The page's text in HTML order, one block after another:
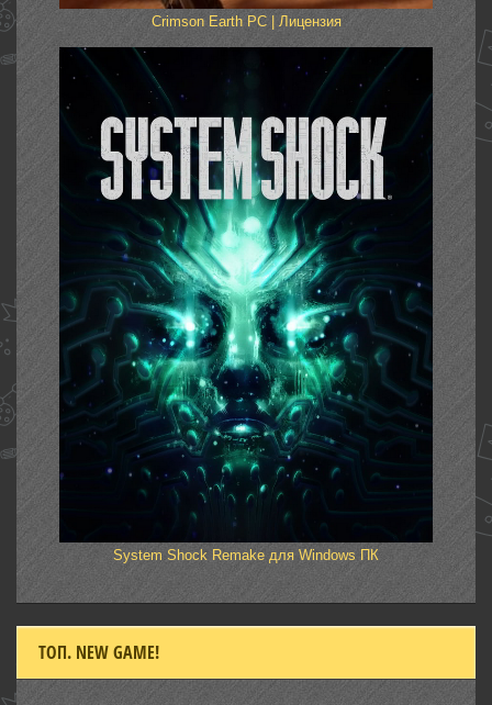
Crimson Earth PC | Лицензия
System Shock Remake для Windows ПК
ТОП. NEW GAME!